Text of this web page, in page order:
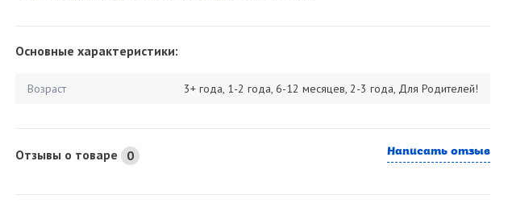
Основные характеристики:
Возраст 3+ года, 1-2 года, 6-12 месяцев, 2-3 года, Для Родителей!
Отзывы о товаре 0 Написать отзыв